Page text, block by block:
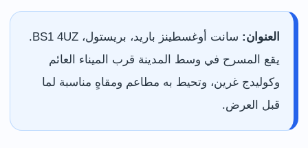
العنوان:
سانت أوغسطينز باريد، بريستول، BS1 4UZ.
يقع المسرح في وسط المدينة قرب الميناء العائم
وكوليدج غرين، وتحيط به مطاعم ومقاهٍ مناسبة لما
قبل العرض.